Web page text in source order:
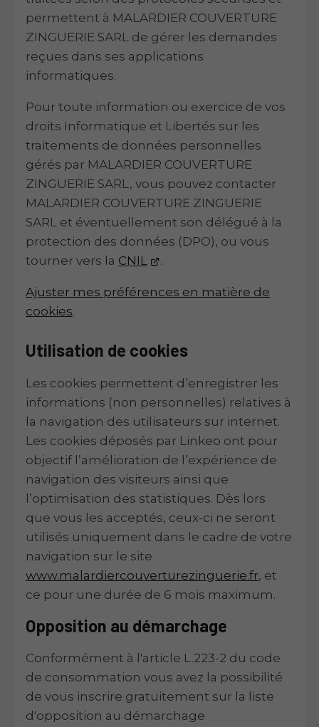
permettent à MALARDIER COUVERTURE
ZINGUERIE SARL de gérer les demandes
reçues dans ses applications
informatiques.
Pour toute information ou exercice de vos
droits Informatique et Libertés sur les
traitements de données personnelles
gérés par MALARDIER COUVERTURE
ZINGUERIE SARL, vous pouvez contacter
MALARDIER COUVERTURE ZINGUERIE
SARL et éventuellement son délégué à la
protection des données (DPO), ou vous
tourner vers la CNIL .
Ajuster mes préférences en matière de
cookies.
Utilisation de cookies
Les cookies permettent d’enregistrer les
informations (non personnelles) relatives à
la navigation des utilisateurs sur internet.
Les cookies déposés par Linkeo ont pour
objectif l’amélioration de l’expérience de
navigation des visiteurs ainsi que
l’optimisation des statistiques. Dès lors
que vous les acceptés, ceux-ci ne seront
utilisés uniquement dans le cadre de votre
navigation sur le site
www.malardiercouverturezinguerie.fr, et
ce pour une durée de 6 mois maximum.
Opposition au démarchage
Conformément à l'article L.223-2 du code
de consommation vous avez la possibilité
de vous inscrire gratuitement sur la liste
d'opposition au démarchage